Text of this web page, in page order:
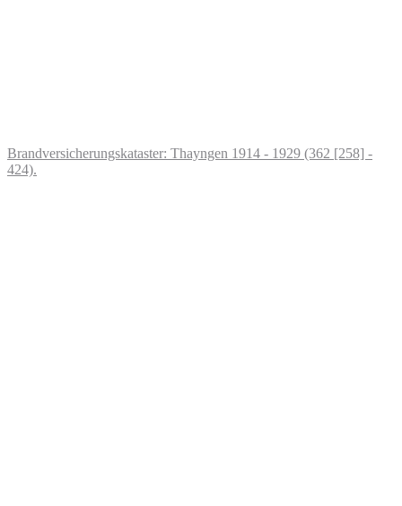
Brandversicherungskataster: Thayngen 1914 - 1929 (362 [258] -
424).